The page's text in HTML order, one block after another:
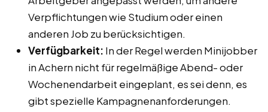
Verpflichtungen wie Studium oder einen
anderen Job zu berücksichtigen.
Verfügbarkeit: In der Regel werden Minijobber
in Achern nicht für regelmäßige Abend- oder
Wochenendarbeit eingeplant, es sei denn, es
gibt spezielle Kampagnenanforderungen.